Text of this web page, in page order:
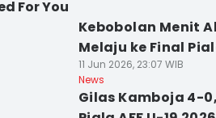
For You
Kebobolan Menit
Melaju ke Final
11 Jun 2026, 23:07 WIB
News
Gilas Kamboja 4-